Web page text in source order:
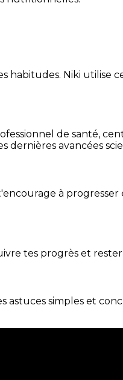
Niki utilise
de santé,
dernières avancées
à
tes progrès et rester
simples et